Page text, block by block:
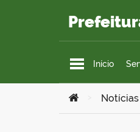
Início
Você está aqui:
Notícias